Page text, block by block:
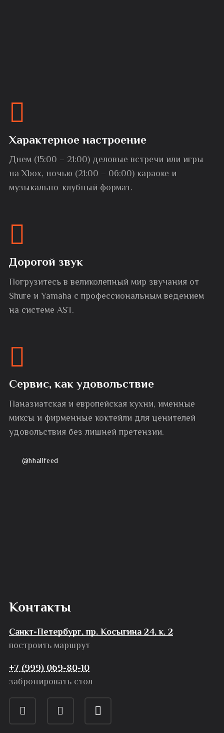
Характерное настроение
Днем (15:00 – 21:00) деловые встречи или игры
на Xbox, ночью (21:00 – 06:00) караоке и
музыкально-клубный формат.
Дорогой звук
Погрузитесь в великолепный мир звучания от
Shure и Yamaha с профессиональным ведением
на системе AST.
Сервис, как удовольствие
Паназиатская и европейская кухни, именные
миксы и фирменные коктейли для ценителей
удовольствия без лишней претензии.
@hhallfeed
Контакты
Санкт-Петербург, пр. Косыгина 24, к. 2
построить маршрут
+7 (999) 069-80-10
забронировать стол